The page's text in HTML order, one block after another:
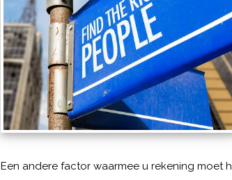
Een andere factor waarmee u rekening moet